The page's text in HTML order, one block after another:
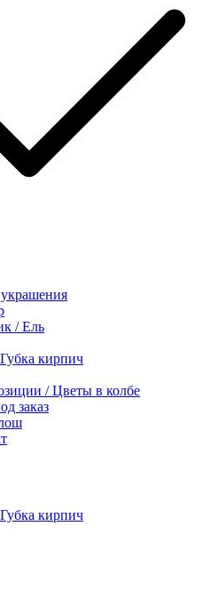
/ Ель
кирпич
/ Цветы в колбе
заказ
кирпич